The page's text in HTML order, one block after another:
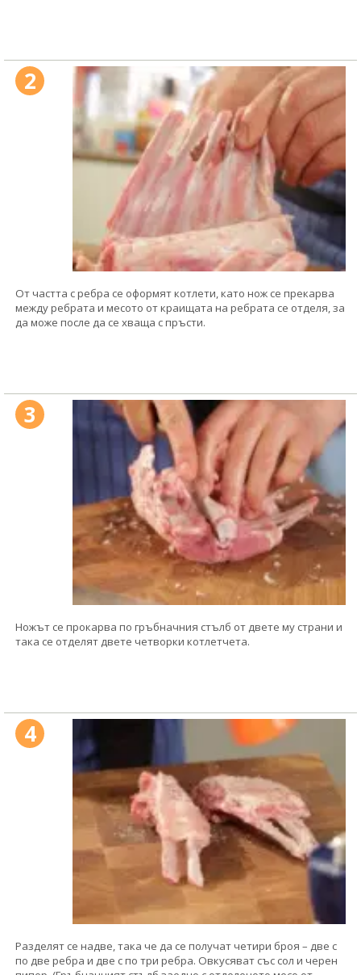
2
От частта с ребра се оформят котлети, като нож се прекарва
между ребрата и месото от краищата на ребрата се отделя, за
да може после да се хваща с пръсти.
3
Ножът се прокарва по гръбначния стълб от двете му страни и
така се отделят двете четворки котлетчета.
4
Разделят се надве, така че да се получат четири броя – две с
по две ребра и две с по три ребра. Овкусяват със сол и черен